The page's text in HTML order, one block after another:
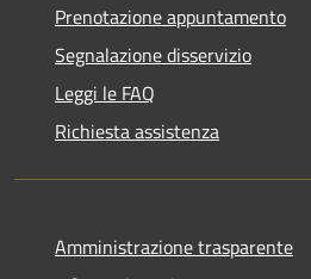
Prenotazione appuntamento
Segnalazione disservizio
Leggi le FAQ
Richiesta assistenza
Amministrazione trasparente